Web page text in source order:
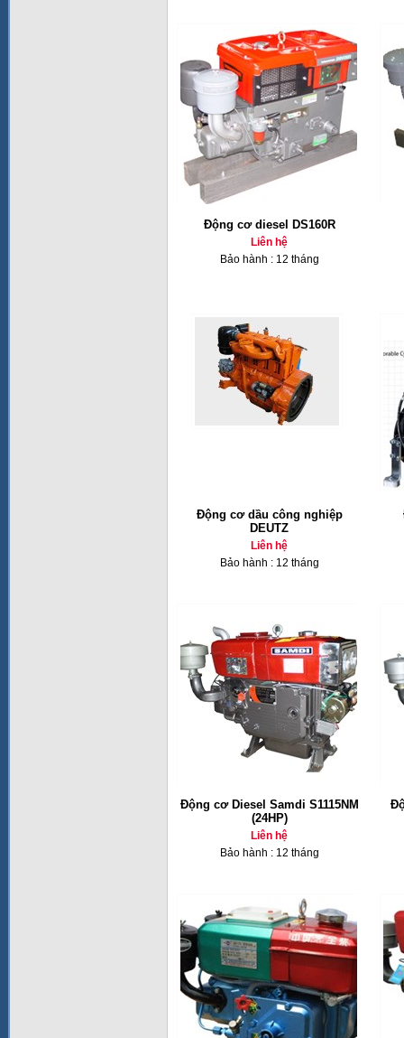
Động cơ diesel DS160R
Liên hệ
Bảo hành : 12 tháng
Động cơ dầu công nghiệp
DEUTZ
Liên hệ
Bảo hành : 12 tháng
Động cơ Diesel Samdi S1115NM
(24HP)
Liên hệ
Bảo hành : 12 tháng